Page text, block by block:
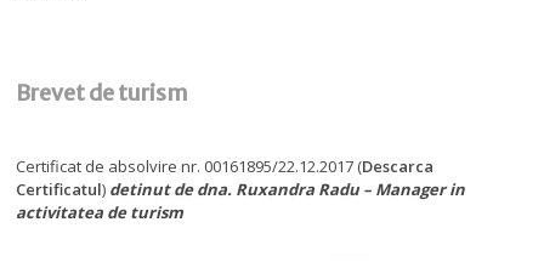
Brevet de turism
Certificat de absolvire nr. 00161895/22.12.2017 (Descarca
Certificatul) detinut de dna. Ruxandra Radu – Manager in
activitatea de turism